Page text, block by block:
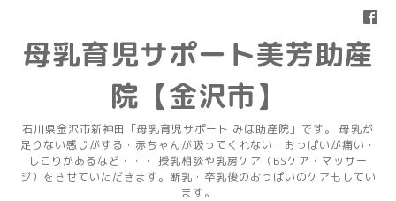
母乳育児サポート美芳助産
院【金沢市】
石川県金沢市新神田「母乳育児サポート みほ助産院」です。 母乳が
足りない感じがする・赤ちゃんが吸ってくれない・おっぱいが痛い・
しこりがあるなど・・・ 授乳相談や乳房ケア（BSケア・マッサー
ジ）をさせていただきます。断乳・卒乳後のおっぱいのケアもしてい
ます。